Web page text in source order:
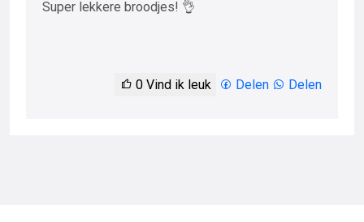
Super lekkere broodjes! 👌
0 Vind ik leuk Delen Delen